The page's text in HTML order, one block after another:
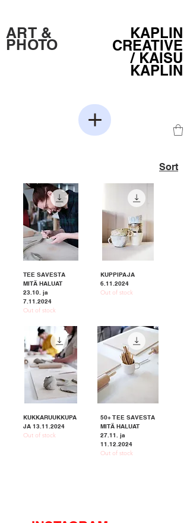
KAPLIN
CREATIVE
/KAISU
KAPLIN
ART &
PHOTO
Sort
TEE SAVESTA
MITÄ HALUAT
23.10. ja
7.11.2024
Out of stock
KUPPIPAJA
6.11.2024
Out of stock
KUKKARUUKKUPA
JA 13.11.2024
Out of stock
50+ TEE SAVESTA
MITÄ HALUAT
27.11. ja
11.12.2024
Out of stock